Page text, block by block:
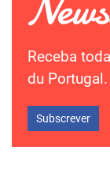
Receba
du Portugal.
Subscrever